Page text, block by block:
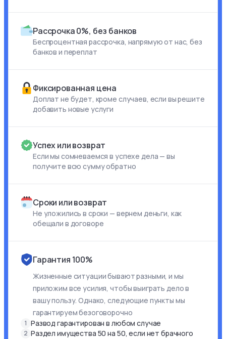
Гарантия 100%
Жизненные ситуации бывают разными, и мы
приложим все усилия, чтобы выиграть дело в
вашу пользу. Однако, следующие пункты мы
гарантируем безоговорочно
1 Развод гарантирован в любом случае
2 Раздел имущества 50 на 50, если нет брачного
Рассрочка 0%, без банков
Беспроцентная рассрочка, напрямую от нас, без
банков и переплат
Фиксированная цена
Доплат не будет, кроме случаев, если вы решите
добавить новые услуги
Успех или возврат
Если мы сомневаемся в успехе дела — вы
получите всю сумму обратно
Сроки или возврат
Не уложились в сроки — вернем деньги, как
обещали в договоре